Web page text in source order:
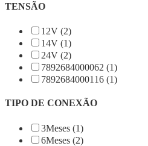
TENSÃO
12V (2)
14V (1)
24V (2)
7892684000062 (1)
7892684000116 (1)
TIPO DE CONEXÃO
3Meses (1)
6Meses (2)